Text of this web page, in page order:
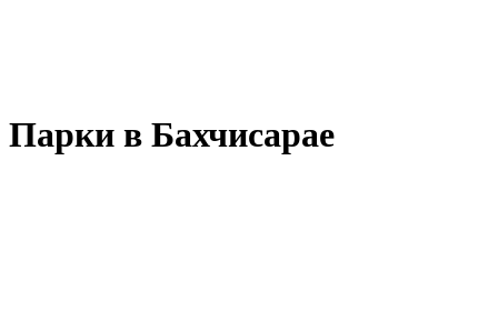
Парки в Бахчисарае